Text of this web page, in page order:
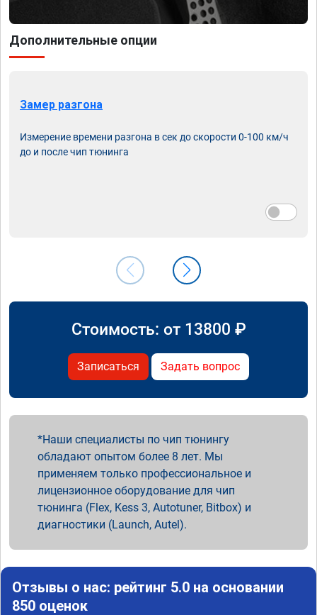
Дополнительные опции
Замер разгона
Измерение времени разгона в сек до скорости 0-100 км/ч
до и после чип тюнинга
Стоимость: от 13800 ₽
Записаться Задать вопрос
Наши специалисты по чип тюнингу
обладают опытом более 8 лет. Мы
применяем только профессиональное и
лицензионное оборудование для чип
тюнинга (Flex, Kess 3, Autotuner, Bitbox) и
диагностики (Launch, Autel).
Отзывы о нас: рейтинг 5.0 на основании
850 оценок